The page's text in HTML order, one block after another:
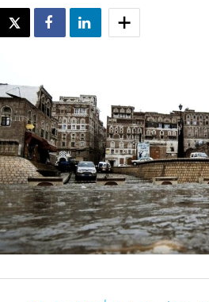
SHARE SHARE